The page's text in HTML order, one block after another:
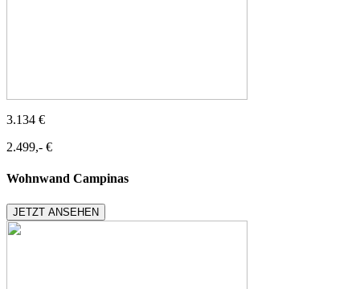
3.134 €
2.499,- €
Wohnwand Campinas
JETZT ANSEHEN